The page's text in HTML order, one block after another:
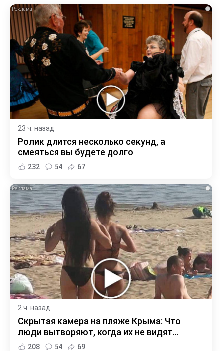
i
23 ч. назад
Ролик длится несколько секунд, а
смеяться вы будете долго
232 54 67
i
2 ч. назад
Скрытая камера на пляже Крыма: Что
люди вытворяют, когда их не видят...
208 54 69